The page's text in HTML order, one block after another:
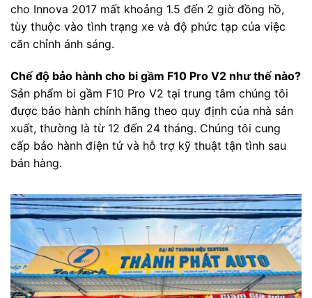
cho Innova 2017 mất khoảng 1.5 đến 2 giờ đồng hồ,
tùy thuộc vào tình trạng xe và độ phức tạp của việc
căn chỉnh ánh sáng.
Chế độ bảo hành cho bi gầm F10 Pro V2 như thế nào?
Sản phẩm bi gầm F10 Pro V2 tại trung tâm chúng tôi
được bảo hành chính hãng theo quy định của nhà sản
xuất, thường là từ 12 đến 24 tháng. Chúng tôi cung
cấp bảo hành điện tử và hỗ trợ kỹ thuật tận tình sau
bán hàng.